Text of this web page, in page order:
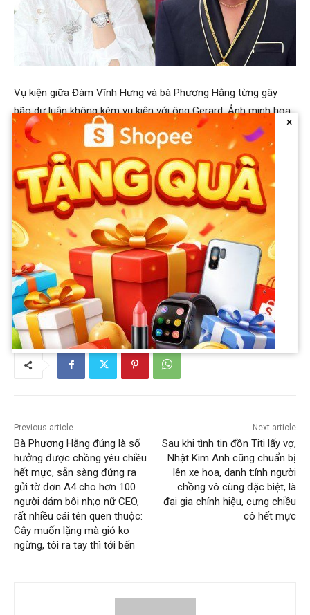
Vụ kiện giữa Đàm Vĩnh Hưng và bà Phương Hằng từng gây
bão dư luận không kém vụ kiện với ông Gerard. Ảnh minh họa:
Internet
Trở lại với ồn ào của Mr.Đàm và ông Gerard, trước khi xảy ra
tranh cãi, họ từng là bạn thân. Dù Đàm Vĩnh Hưng đã rút đơn,
chồng Bích Tuyền vẫn chia sẻ với truyền thông rằng ông sẽ
kiện ngược đối phương để đòi lại danh dự. Đặc biệt, vị đại gia
này tuyên bố cần Đàm Vĩnh Hưng xin lỗi, số tiền đòi đền bù
chỉ đơn giản là 1 USD. Cho đến nay, nam ca sĩ vẫn chưa lên
tiếng về chuyện bị kiện ngược này.
Previous article
Bà Phương Hằng đúng là số
hưởng được chồng yêu chiều
hết mực, sẵn sàng đứng ra
gửi tờ đơn A4 cho hơn 100
người dám bôi nh;ọ nữ CEO,
rất nhiều cái tên quen thuộc:
Cây muốn lặng mà gió ko
ngừng, tôi ra tay thì tới bến
Next article
Sau khi tình tin đồn Titi lấy vợ,
Nhật Kim Anh cũng chuẩn bị
lên xe hoa, danh t:ính người
chồng vô cùng đặc biệt, là
đại gia chính hiệu, cưng chiều
cô hết mực
×